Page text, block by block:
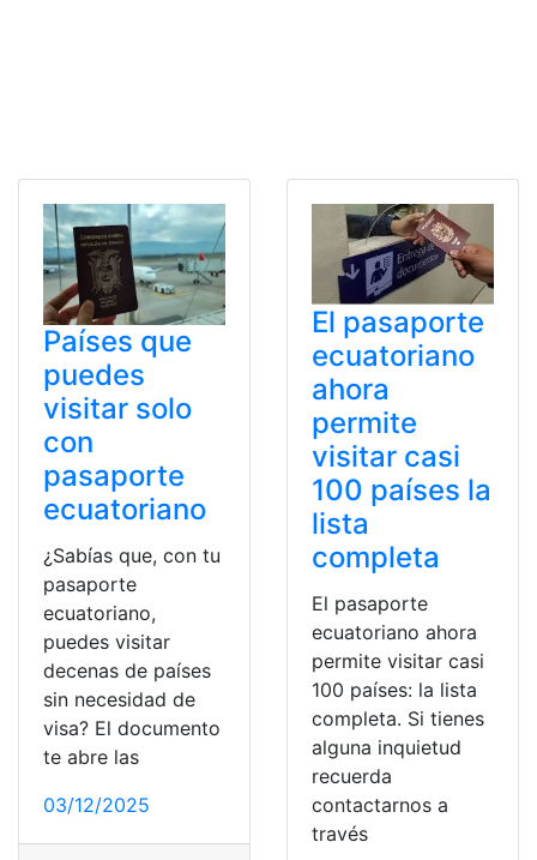
Países que
puedes
visitar solo
con
pasaporte
ecuatoriano
¿Sabías que, con tu
pasaporte
ecuatoriano,
puedes visitar
decenas de países
sin necesidad de
visa? El documento
te abre las
03/12/2025
El pasaporte
ecuatoriano
ahora
permite
visitar casi
100 países la
lista
completa
El pasaporte
ecuatoriano ahora
permite visitar casi
100 países: la lista
completa. Si tienes
alguna inquietud
recuerda
contactarnos a
través